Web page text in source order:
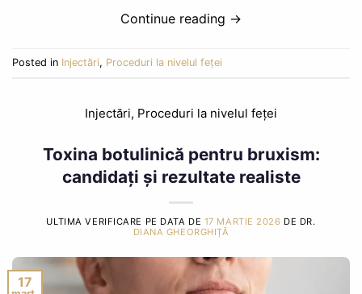
Continue reading →
Posted in Injectări, Proceduri la nivelul feței
Injectări, Proceduri la nivelul feței
Toxina botulinică pentru bruxism:
candidați și rezultate realiste
ULTIMA VERIFICARE PE DATA DE 17 MARTIE 2026 DE DR.
DIANA GHEORGHIȚĂ
17